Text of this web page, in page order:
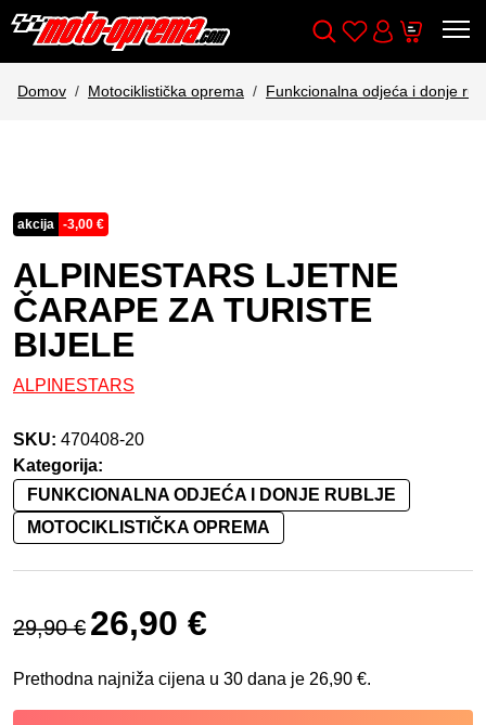
Wishlist
Cart
Domov Motociklistička oprema Funkcionalna odjeća i donje
akcija -3,00 €
ALPINESTARS LJETNE
ČARAPE ZA TURISTE
BIJELE
ALPINESTARS
SKU: 470408-20
Kategorija:
FUNKCIONALNA ODJEĆA I DONJE RUBLJE
MOTOCIKLISTIČKA OPREMA
29,90€
Izvorna cijena bila je: 29,90 €.
26,90 €
Prethodna najniža cijena u 30 dana je 26,90 €.